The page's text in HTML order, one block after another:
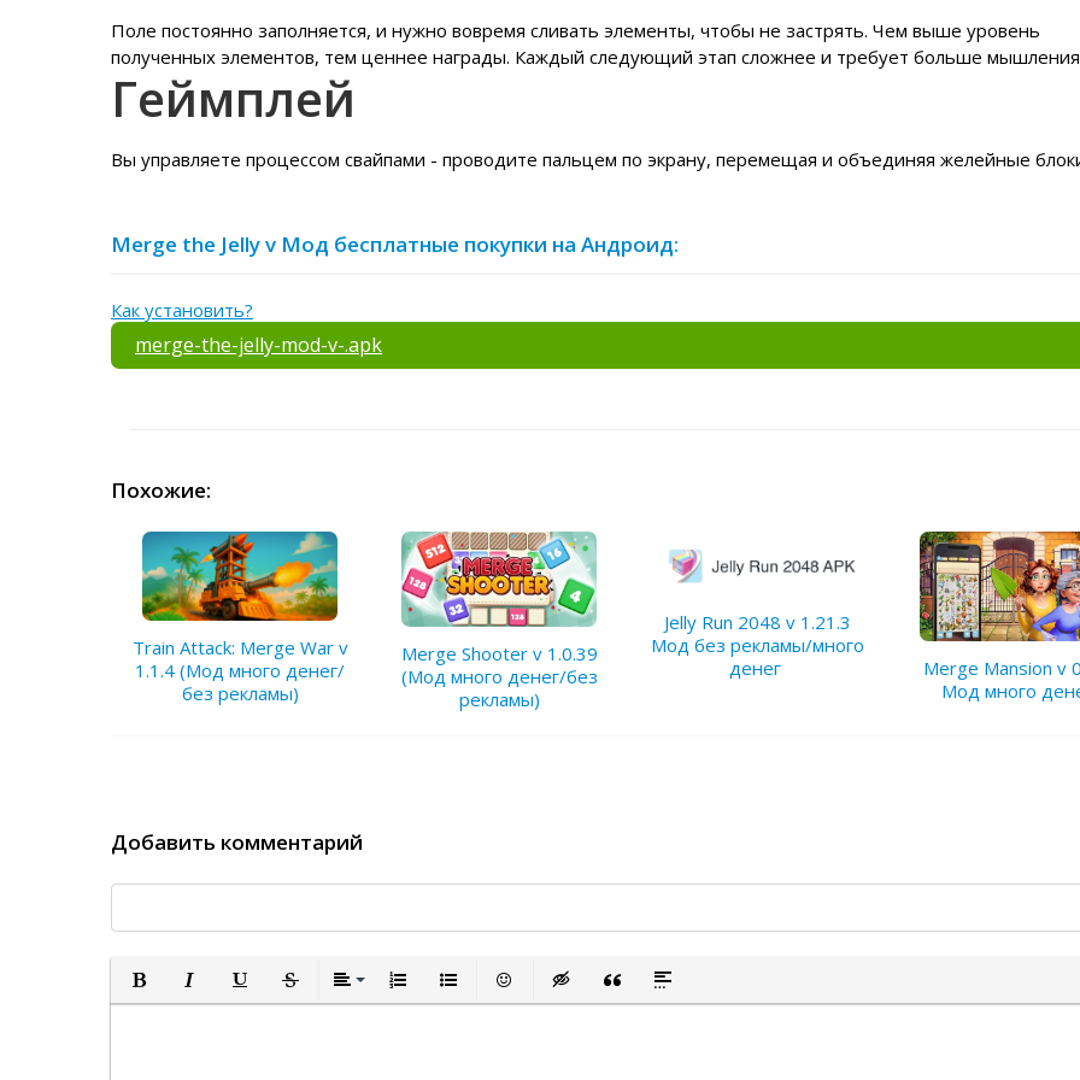
Поле постоянно заполняется, и нужно вовремя сливать элементы, чтобы не застрять. Чем выше уровень
полученных элементов, тем ценнее награды. Каждый следующий этап сложнее и требует больше
Геймплей
Вы управляете процессом свайпами - проводите пальцем по экрану, перемещая и объединяя желейные
Merge the Jelly v Мод бесплатные покупки на Андроид:
Как установить?
merge-the-jelly-mod-v-.apk
Похожие:
Train Attack: Merge War v
1.1.4 (Мод много денег/
без рекламы)
Merge Shooter v 1.0.39
(Мод много денег/без
рекламы)
Jelly Run 2048 v 1.21.3
Мод без рекламы/много
денег
Merge Mansion v
Мод много
Добавить комментарий
Полужирный
КурсивПодчеркнутый
ЗачеркнутыйВыравнивание
Нумерованный список
Маркированный список
Вставить смайлик
Вставка скрытого текста
Вставка цитаты
Вставка спойлера